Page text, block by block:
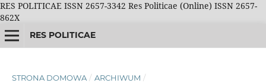
RES POLITICAE ISSN 2657-3342 Res Politicae (Online) ISSN 2657-
862X
RES POLITICAE
STRONA DOMOWA / ARCHIWUM /